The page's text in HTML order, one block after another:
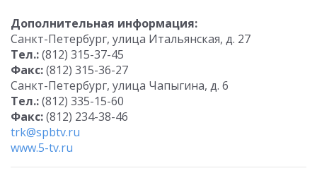
Дополнительная информация:
Санкт-Петербург, улица Итальянская, д. 27
Тел.:(812) 315-37-45
Факс:(812) 315-36-27
Санкт-Петербург, улица Чапыгина, д. 6
Тел.:(812) 335-15-60
Факс:(812) 234-38-46
trk@spbtv.ru
www.5-tv.ru